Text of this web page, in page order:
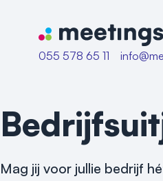
Naar home van Meetings
055 578 65 11
Mag jij voor jullie bedrijf